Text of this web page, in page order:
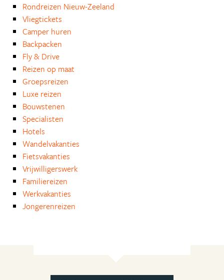
Rondreizen Nieuw-Zeeland
Vliegtickets
Camper huren
Backpacken
Fly & Drive
Reizen op maat
Groepsreizen
Luxe reizen
Bouwstenen
Specialisten
Hotels
Wandelvakanties
Fietsvakanties
Vrijwilligerswerk
Familiereizen
Werkvakanties
Jongerenreizen